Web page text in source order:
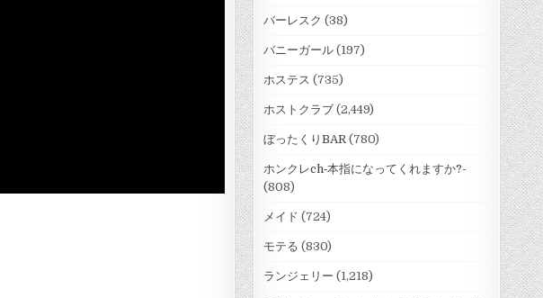
バーレスク (38)
バニーガール(197)
ホステス (735)
ホストクラブ(2,449)
ぼったくりBAR(780)
ホンクレch‐本指になってくれますか?-
(808)
メイド (724)
モテる (830)
ランジェリー (1,218)